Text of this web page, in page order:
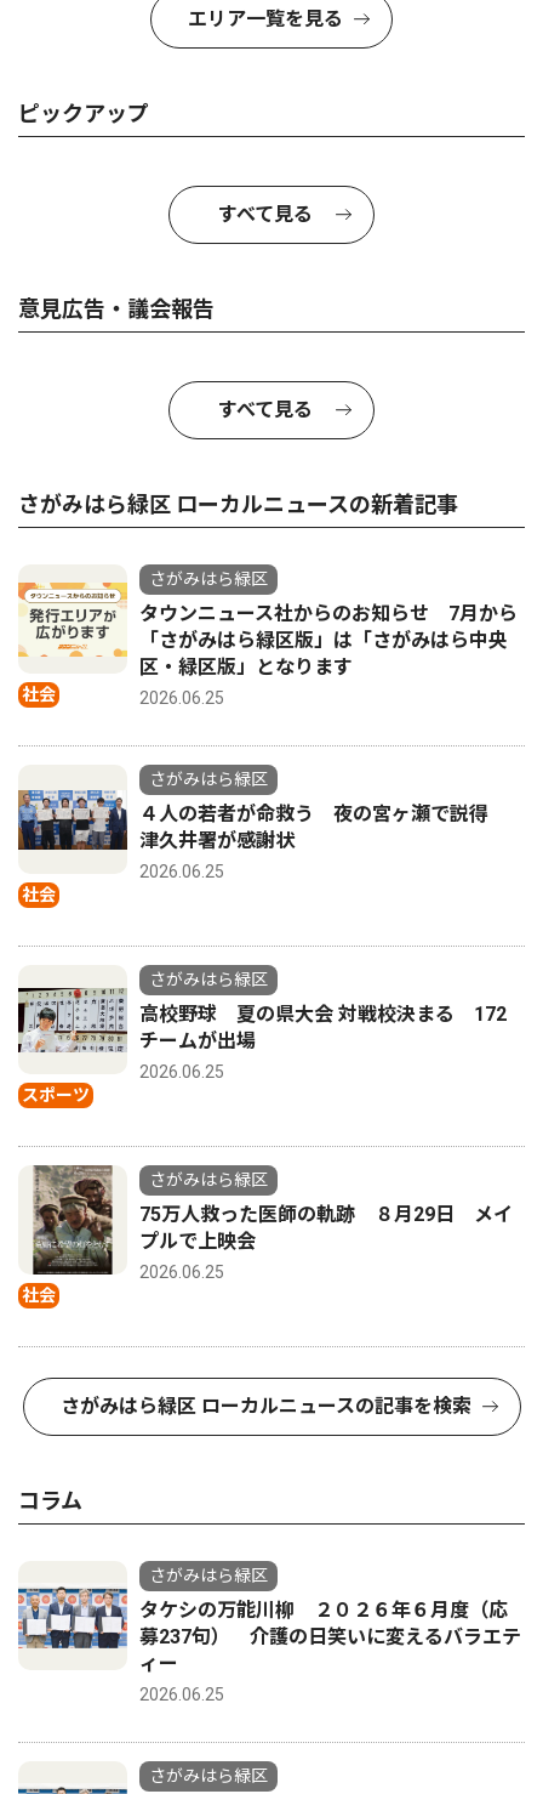
エリア一覧を見る
ピックアップ
すべて見る
意見広告・議会報告
すべて見る
さがみはら緑区 ローカルニュースの新着記事
社会
さがみはら緑区
タウンニュース社からのお知らせ 7月から
「さがみはら緑区版」は「さがみはら中央
区・緑区版」となります
2026.06.25
社会
さがみはら緑区
４人の若者が命救う 夜の宮ヶ瀬で説得
津久井署が感謝状
2026.06.25
スポーツ
さがみはら緑区
高校野球 夏の県大会 対戦校決まる 172
チームが出場
2026.06.25
社会
さがみはら緑区
75万人救った医師の軌跡 ８月29日 メイ
プルで上映会
2026.06.25
さがみはら緑区 ローカルニュースの記事を検索
コラム
さがみはら緑区
タケシの万能川柳 ２０２６年６月度（応
募237句） 介護の日笑いに変えるバラエテ
ィー
2026.06.25
さがみはら緑区